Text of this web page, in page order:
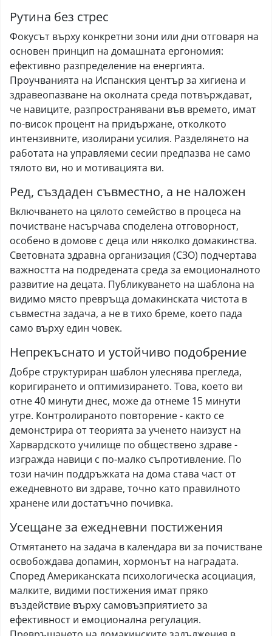
Рутина без стрес
Фокусът върху конкретни зони или дни отговаря на
основен принцип на домашната ергономия:
ефективно разпределение на енергията.
Проучванията на Испанския център за хигиена и
здравеопазване на околната среда потвърждават,
че навиците, разпространявани във времето, имат
по-висок процент на придържане, отколкото
интензивните, изолирани усилия. Разделянето на
работата на управляеми сесии предпазва не само
тялото ви, но и мотивацията ви.
Ред, създаден съвместно, а не наложен
Включването на цялото семейство в процеса на
почистване насърчава споделена отговорност,
особено в домове с деца или няколко домакинства.
Световната здравна организация (СЗО) подчертава
важността на подредената среда за емоционалното
развитие на децата. Публикуването на шаблона на
видимо място превръща домакинската чистота в
съвместна задача, а не в тихо бреме, което пада
само върху един човек.
Непрекъснато и устойчиво подобрение
Добре структуриран шаблон улеснява прегледа,
коригирането и оптимизирането. Това, което ви
отне 40 минути днес, може да отнеме 15 минути
утре. Контролираното повторение - както се
демонстрира от теорията за ученето наизуст на
Харвардското училище по обществено здраве -
изгражда навици с по-малко съпротивление. По
този начин поддръжката на дома става част от
ежедневното ви здраве, точно като правилното
хранене или достатъчно почивка.
Усещане за ежедневни постижения
Отмятането на задача в календара ви за почистване
освобождава допамин, хормонът на наградата.
Според Американската психологическа асоциация,
малките, видими постижения имат пряко
въздействие върху самовъзприятието за
ефективност и емоционална регулация.